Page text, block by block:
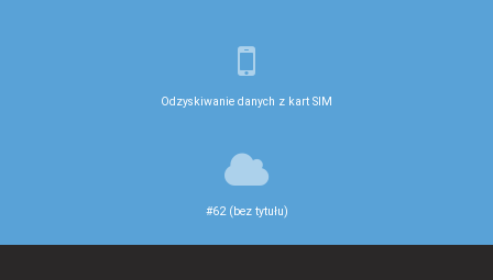
Odzyskiwanie danych z kart SIM
#62 (bez tytułu)